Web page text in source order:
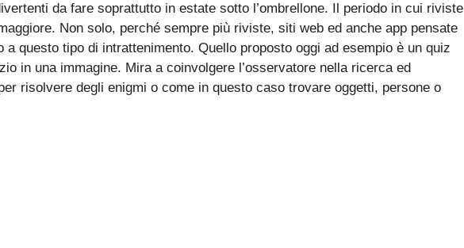
da fare soprattutto in estate sotto l’ombrellone. Il periodo in cui riviste
Non solo, perché sempre più riviste, siti web ed anche app pensate
a questo tipo di intrattenimento. Quello proposto oggi ad esempio è un quiz
in una immagine. Mira a coinvolgere l’osservatore nella ricerca ed
risolvere degli enigmi o come in questo caso trovare oggetti, persone o